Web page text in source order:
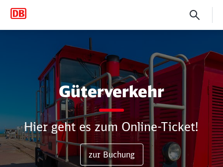
Güterverkehr
Güterverkehr
Hier geht es zum Online-Ticket!
zur Buchung